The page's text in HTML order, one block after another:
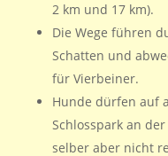
2 km und 17 km).
Die Wege führen
Schatten und
für Vierbeiner.
Hunde dürfen auf
Schlosspark an
selber aber nicht